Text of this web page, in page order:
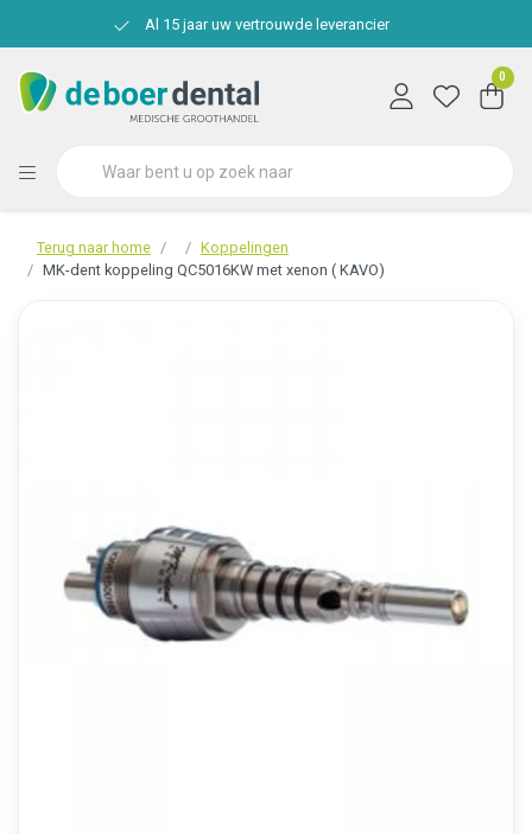
Al 15 jaar uw vertrouwde leverancier
0
Terug naar home
Koppelingen
MK-dent koppeling QC5016KW met xenon ( KAVO)